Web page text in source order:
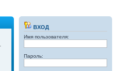
ВХОД
Имя пользователя:
Пароль: